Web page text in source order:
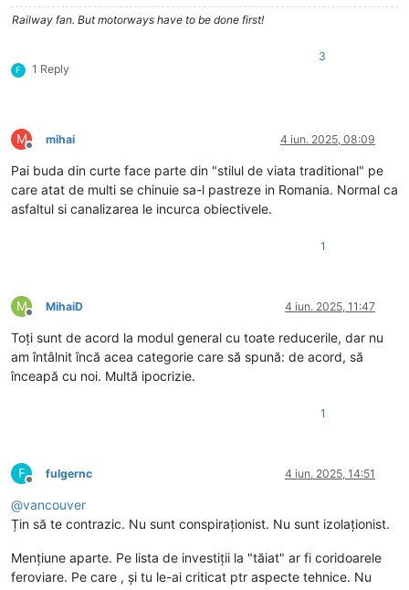
Railway fan. But motorways have to be done first!
F 1 Reply
3
M
Deconectat
mihai 4 iun. 2025, 08:09
Pai buda din curte face parte din "stilul de viata traditional" pe
care atat de multi se chinuie sa-l pastreze in Romania. Normal ca
asfaltul si canalizarea le incurca obiectivele.
1
M
Deconectat
MihaiD 4 iun. 2025, 11:47
Toți sunt de acord la modul general cu toate reducerile, dar nu
am întâlnit încă acea categorie care să spună: de acord, să
înceapă cu noi. Multă ipocrizie.
1
F
Deconectat
fulgernc 4 iun. 2025, 14:51
@vancouver
Țin să te contrazic. Nu sunt conspiraționist. Nu sunt izolaționist.
Mențiune aparte. Pe lista de investiții la "tăiat" ar fi coridoarele
feroviare. Pe care , și tu le-ai criticat ptr aspecte tehnice. Nu